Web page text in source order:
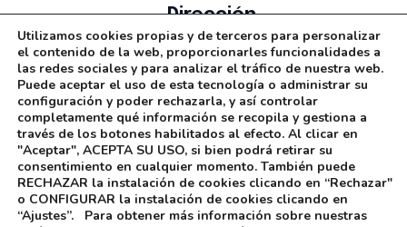
Dirección
Calle Los Llanos, Nº 15 28410 - Manzanares el
Real
Política de Privacidad–Aviso Legal–Política de
Utilizamos cookies propias y de terceros para personalizar
el contenido de la web, proporcionarles funcionalidades a
las redes sociales y para analizar el tráfico de nuestra web.
Puede aceptar el uso de esta tecnología o administrar su
configuración y poder rechazarla, y así controlar
completamente qué información se recopila y gestiona a
través de los botones habilitados al efecto. Al clicar en
"Aceptar", ACEPTA SU USO, si bien podrá retirar su
consentimiento en cualquier momento. También puede
RECHAZAR la instalación de cookies clicando en “Rechazar"
o CONFIGURAR la instalación de cookies clicando en
“Ajustes”. Para obtener más información sobre nuestras